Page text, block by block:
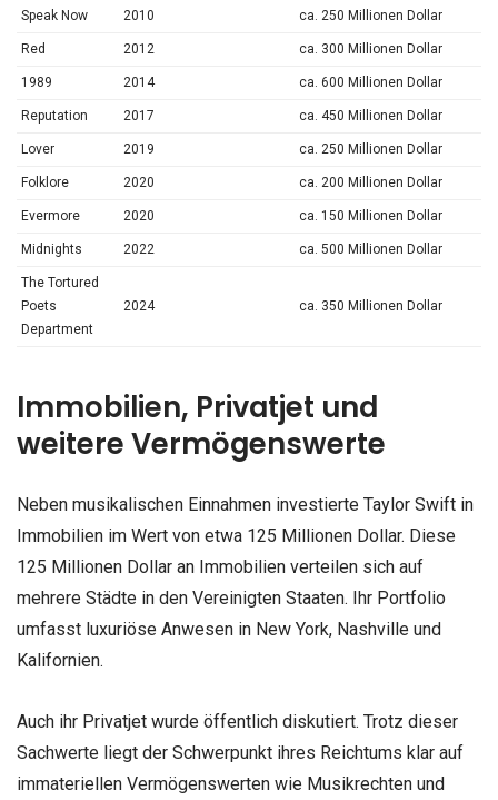
Speak Now 2010 ca. 250 Millionen Dollar
Red 2012 ca. 300 Millionen Dollar
1989 2014 ca. 600 Millionen Dollar
Reputation 2017 ca. 450 Millionen Dollar
Lover 2019 ca. 250 Millionen Dollar
Folklore 2020 ca. 200 Millionen Dollar
Evermore 2020 ca. 150 Millionen Dollar
Midnights 2022 ca. 500 Millionen Dollar
The Tortured
Poets
Department
2024 ca. 350 Millionen Dollar
Immobilien, Privatjet und
weitere Vermögenswerte
Neben musikalischen Einnahmen investierte Taylor Swift in
Immobilien im Wert von etwa 125 Millionen Dollar. Diese
125 Millionen Dollar an Immobilien verteilen sich auf
mehrere Städte in den Vereinigten Staaten. Ihr Portfolio
umfasst luxuriöse Anwesen in New York, Nashville und
Kalifornien.
Auch ihr Privatjet wurde öffentlich diskutiert. Trotz dieser
Sachwerte liegt der Schwerpunkt ihres Reichtums klar auf
immateriellen Vermögenswerten wie Musikrechten und